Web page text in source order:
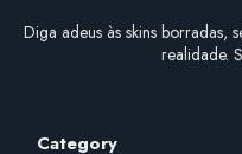
Diga adeus às skins borradas,
realidade.
Category